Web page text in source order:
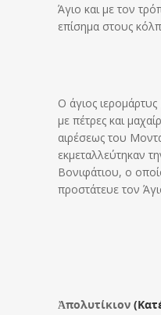
Άγιο και με τον
επίσημα στους
Ο άγιος
με πέτρες και
αιρέσεως του
εκμεταλλεύτηκαν
Βονιφάτιου, ο
προστάτευε τον
Ἀπολυτίκιον